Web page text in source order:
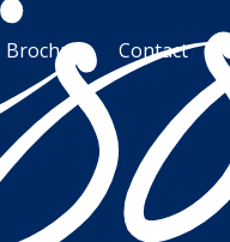
Brochure Contact